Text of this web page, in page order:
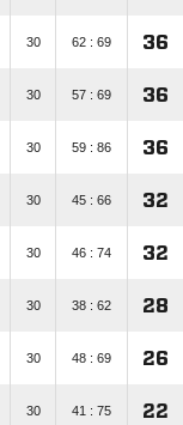
30 62 : 69 36
30 57 : 69 36
30 59 : 86 36
30 45 : 66 32
30 46 : 74 32
30 38 : 62 28
30 48 : 69 26
30 41 : 75 22